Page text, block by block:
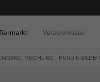
Verzeichnisse
30KG, MISCHLING - HÜNDIN BILDER